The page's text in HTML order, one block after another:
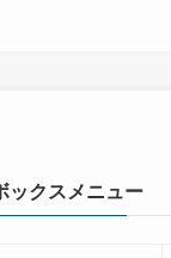
ックスメニュー